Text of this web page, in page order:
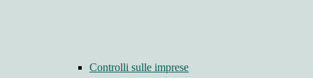
Controlli sulle imprese